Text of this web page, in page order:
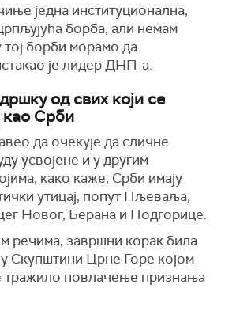
једна институционална,
борба, али немам
борби морамо да
је лидер ДНП-а.
од свих који се
као Срби
да очекује да сличне
усвојене и у другим
како каже, Срби имају
утицај, попут Пљеваља,
Новог, Берана и Подгорице.
речима, завршни корак била
у Скупштини Црне Горе којом
тражило повлачење признања